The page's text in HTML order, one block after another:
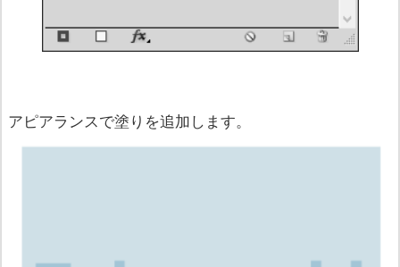
アピアランスで塗りを追加します。